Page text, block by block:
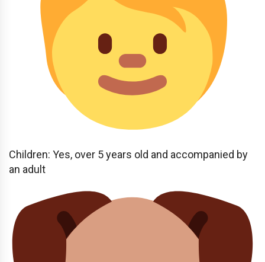
Children: Yes, over 5 years old and accompanied by
an adult